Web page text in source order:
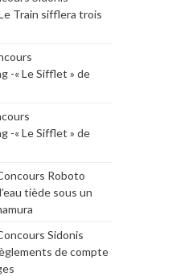
Train sifflera trois
-« Le Sifflet » de
-« Le Sifflet » de
Roboto
tiède sous un
Sidonis
de compte